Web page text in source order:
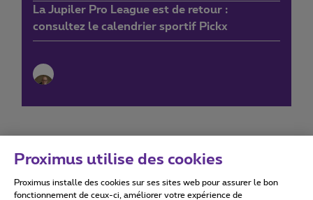
La Jupiler Pro League est de retour :
consultez le calendrier sportif Pickx
Conditions d'utilisation Accessibility statement
Proximus utilise des cookies
Proximus installe des cookies sur ses sites web pour assurer le bon
fonctionnement de ceux-ci, améliorer votre expérience de